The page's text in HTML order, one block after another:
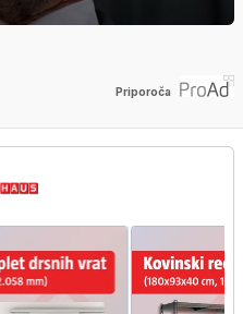
Priporoča